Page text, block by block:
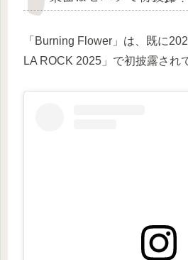
「Burning Flower」は、既に
LA ROCK 2025」で初披露され